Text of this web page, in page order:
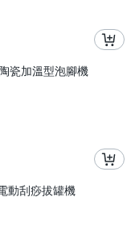
瓷加溫型泡腳機
動刮痧拔罐機